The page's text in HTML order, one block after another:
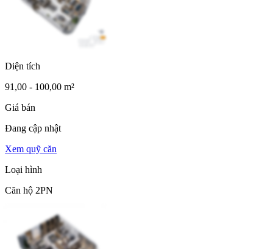
Diện tích
91,00 - 100,00 m²
Giá bán
Đang cập nhật
Xem quỹ căn
Loại hình
Căn hộ 2PN